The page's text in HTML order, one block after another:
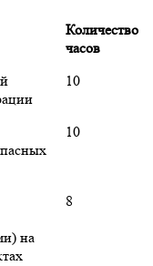
Количество
часов
10
10
на
8